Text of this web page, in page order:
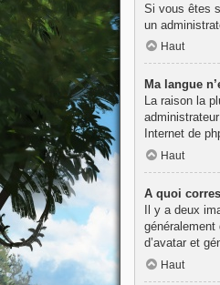
Si vous êtes
un
Haut
Ma langue
La raison la
Internet de
Haut
A quoi
Il y a deux
d’avatar et
Haut